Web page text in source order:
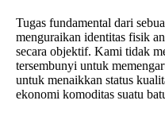
Tugas fundamental dari
menguraikan identitas fisik
secara objektif. Kami tidak
tersembunyi untuk
untuk menaikkan status
ekonomi komoditas suatu